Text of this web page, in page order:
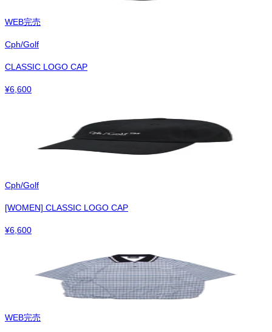
WEB完売
Cph/Golf
CLASSIC LOGO CAP
¥6,600
Cph/Golf
[WOMEN] CLASSIC LOGO CAP
¥6,600
WEB完売